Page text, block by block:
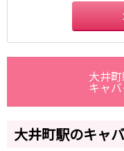
大井
キャ
大井町駅のキャ
新横浜
小田原・湯河原
吉祥寺駅
八王子駅
国分寺駅
武蔵境駅
武蔵小金井駅